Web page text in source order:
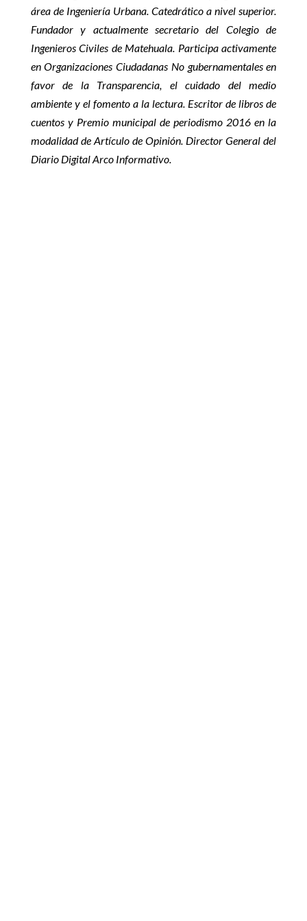
área de Ingeniería Urbana. Catedrático a nivel superior.
Fundador y actualmente secretario del Colegio de
Ingenieros Civiles de Matehuala. Participa activamente
en Organizaciones Ciudadanas No gubernamentales en
favor de la Transparencia, el cuidado del medio
ambiente y el fomento a la lectura. Escritor de libros de
cuentos y Premio municipal de periodismo 2016 en la
modalidad de Artículo de Opinión. Director General del
Diario Digital Arco Informativo.